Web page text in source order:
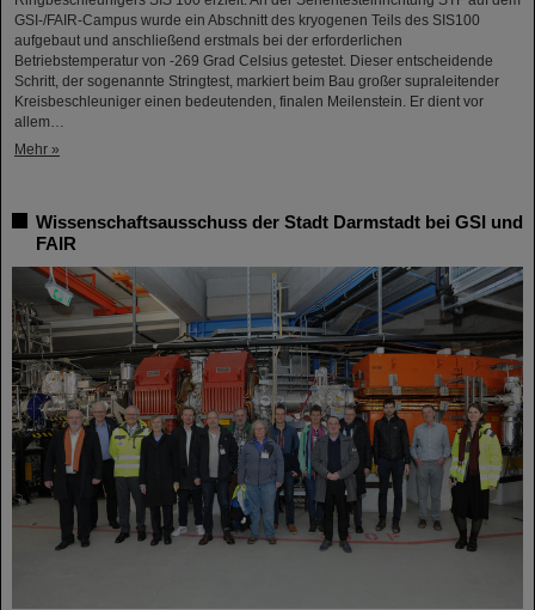
GSI-/FAIR-Campus wurde ein Abschnitt des kryogenen Teils des SIS100
aufgebaut und anschließend erstmals bei der erforderlichen
Betriebstemperatur von -269 Grad Celsius getestet. Dieser entscheidende
Schritt, der sogenannte Stringtest, markiert beim Bau großer supraleitender
Kreisbeschleuniger einen bedeutenden, finalen Meilenstein. Er dient vor
allem…
Mehr »
Wissenschaftsausschuss der Stadt Darmstadt bei GSI und
FAIR